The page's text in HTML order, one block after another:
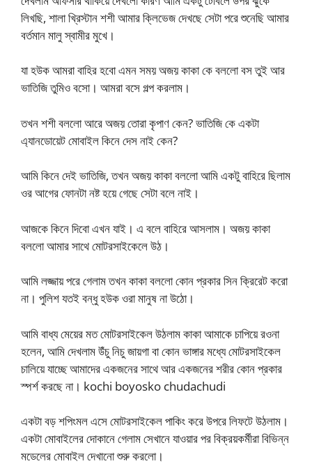
লিখছি, শালা খ্রিস্টান শশী আমার ক্লিভেজ দেখছে সেটা পরে শুনেছি আমার
বর্তমান মালু স্বামীর মুখে।
যা হউক আমরা বাহির হবো এমন সময় অজয় কাকা কে বললো বস তুই আর
ভাতিজি তুমিও বসো। আমরা বসে গল্প করলাম।
তখন শশী বললো আরে অজয় তোরা কৃপাণ কেন? ভাতিজি কে একটা
এ্যানডোয়েট মোবাইল কিনে দেস নাই কেন?
আমি কিনে দেই ভাতিজি, তখন অজয় কাকা বললো আমি একটু বাহিরে ছিলাম
ওর আগের ফোনটা নষ্ট হয়ে গেছে সেটা বলে নাই।
আজকে কিনে দিবো এখন যাই। এ বলে বাহিরে আসলাম। অজয় কাকা
বললো আমার সাথে মোটরসাইকেলে উঠ।
আমি লজ্জায় পরে গেলাম তখন কাকা বললো কোন প্রকার সিন ক্রিরেট করো
না। পুলিশ যতই বন্ধু হউক ওরা মানুষ না উঠো।
আমি বাধ্য মেয়ের মত মোটরসাইকেল উঠলাম কাকা আমাকে চাপিয়ে রওনা
হলেন, আমি দেখলাম উঁচু নিচু জায়গা বা কোন ভাঙ্গার মধ্যে মোটরসাইকেল
চালিয়ে যাচ্ছে আমাদের একজনের সাথে আর একজনের শরীর কোন প্রকার
স্পর্শ করছে না। kochi boyosko chudachudi
একটা বড় শপিংমল এসে মোটরসাইকেল পাকিং করে উপরে লিফটে উঠলাম।
একটা মোবাইলের দোকানে গেলাম সেখানে যাওয়ার পর বিক্রয়কর্মীরা বিভিন্ন
মডেলের মোবাইল দেখানো শুরু করলো।